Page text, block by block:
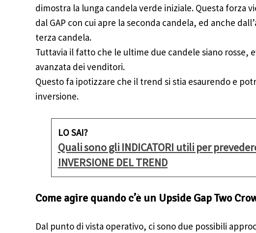
dimostra la lunga candela verde iniziale. Questa forza
dal GAP con cui apre la seconda candela, ed anche
terza candela.
Tuttavia il fatto che le ultime due candele siano rosse,
avanzata dei venditori.
Questo fa ipotizzare che il trend si stia esaurendo e
inversione.
LO SAI?
Quali sono gli INDICATORI utili per
INVERSIONE DEL TREND
Come agire quando c’è un Upside Gap Two
Dal punto di vista operativo, ci sono due possibili